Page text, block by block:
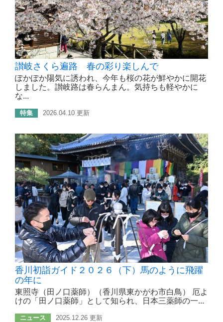
讃岐さくら遍路 春の彩り楽しんで
ぽかぽか陽気に誘われ、今年も桜の花が鮮やかに開花
しました。讃岐路は春らんまん。気持ちも軽やかに
な...
特集 2026.04.10 更新
香川初詣ガイド２０２６（下）馬のように飛躍
の年に
東照寺（田ノ口薬師）（香川県東かがわ市白鳥） 厄よ
けの「田ノ口薬師」として知られ、日本三薬師の一...
ニュース 2025.12.26 更新